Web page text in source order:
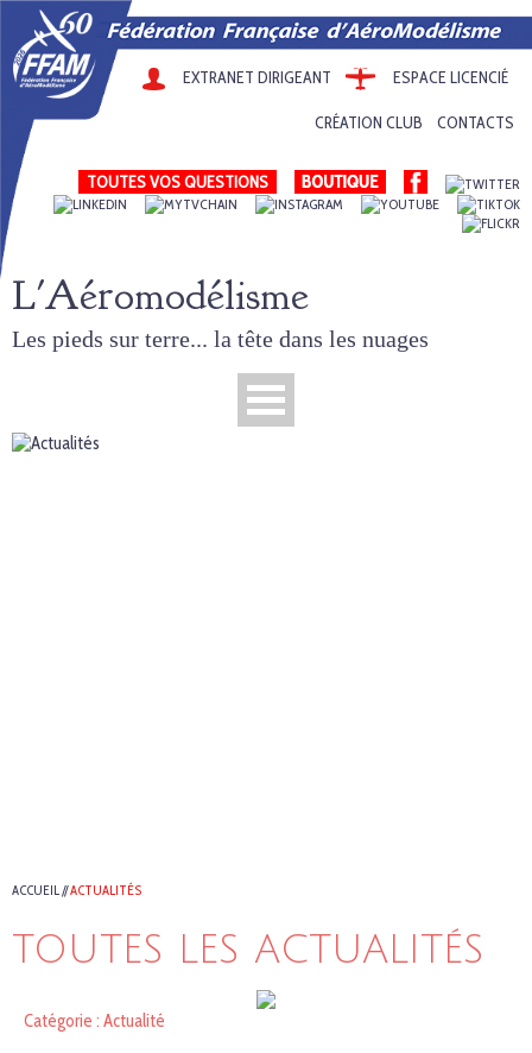
EXTRANET DIRIGEANT ESPACE LICENCIÉ
CRÉATION CLUB CONTACTS
TOUTES VOS QUESTIONS
L'Aéromodélisme
Les pieds sur terre... la tête dans les nuages
ACCUEIL//ACTUALITÉS
TOUTES LES ACTUALITÉS
Catégorie : Actualité